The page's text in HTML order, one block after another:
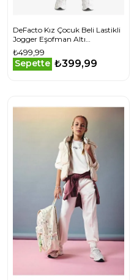
DeFacto Kız Çocuk Beli Lastikli
Jogger Eşofman Altı
F0389A825AUBR347
₺499,99
Sepette ₺399,99